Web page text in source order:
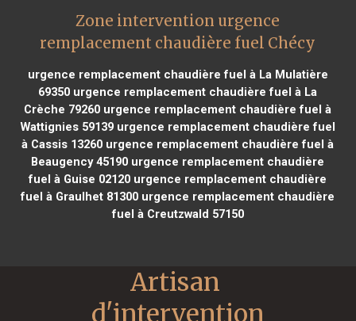
Zone intervention urgence
remplacement chaudière fuel Chécy
urgence remplacement chaudière fuel à La Mulatière
69350 urgence remplacement chaudière fuel à La
Crèche 79260 urgence remplacement chaudière fuel à
Wattignies 59139urgence remplacement chaudière fuel
à Cassis 13260 urgence remplacement chaudière fuel à
Beaugency 45190 urgence remplacement chaudière
fuel à Guise 02120 urgence remplacement chaudière
fuel à Graulhet 81300 urgence remplacement chaudière
fuel à Creutzwald 57150
Artisan
d'intervention